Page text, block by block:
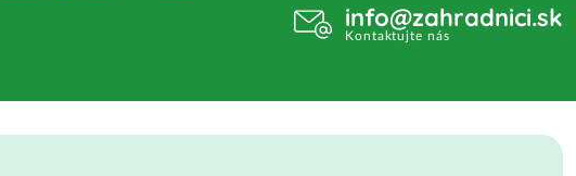
info@zahradnici.sk
Kontaktujte nás